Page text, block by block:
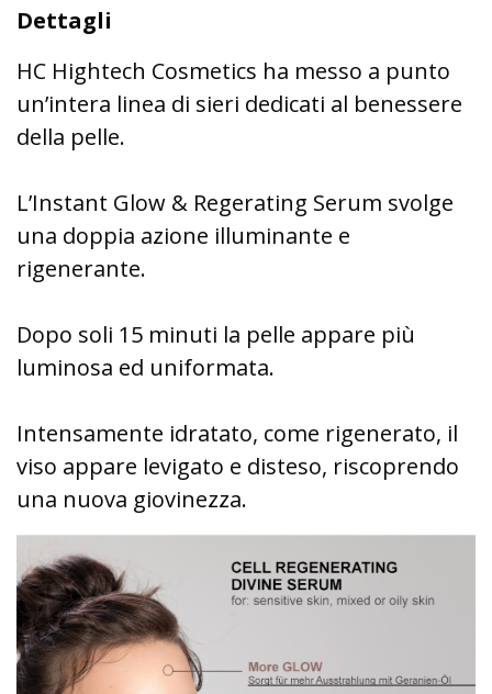
Dettagli
HC Hightech Cosmetics ha messo a punto
un’intera linea di sieri dedicati al benessere
della pelle.
L’Instant Glow & Regerating Serum svolge
una doppia azione illuminante e
rigenerante.
Dopo soli 15 minuti la pelle appare più
luminosa ed uniformata.
Intensamente idratato, come rigenerato, il
viso appare levigato e disteso, riscoprendo
una nuova giovinezza.